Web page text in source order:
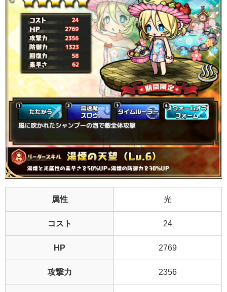
属性 光
コスト 24
HP 2769
攻撃力 2356